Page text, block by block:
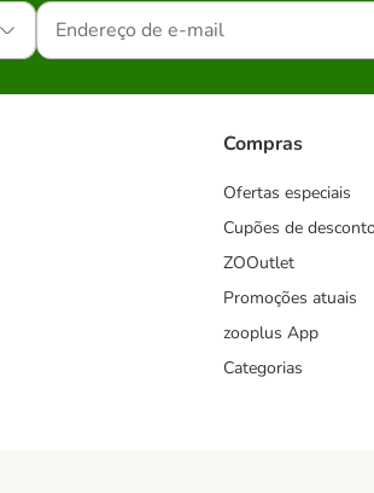
Compras
Ofertas especiais
Cupões de desconto
ZOOutlet
Promoções atuais
zooplus App
Categorias